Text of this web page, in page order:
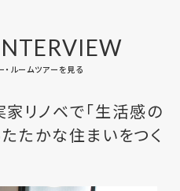
・ルームツアーを見る
リノベで「生活感の
たかな住まいをつく